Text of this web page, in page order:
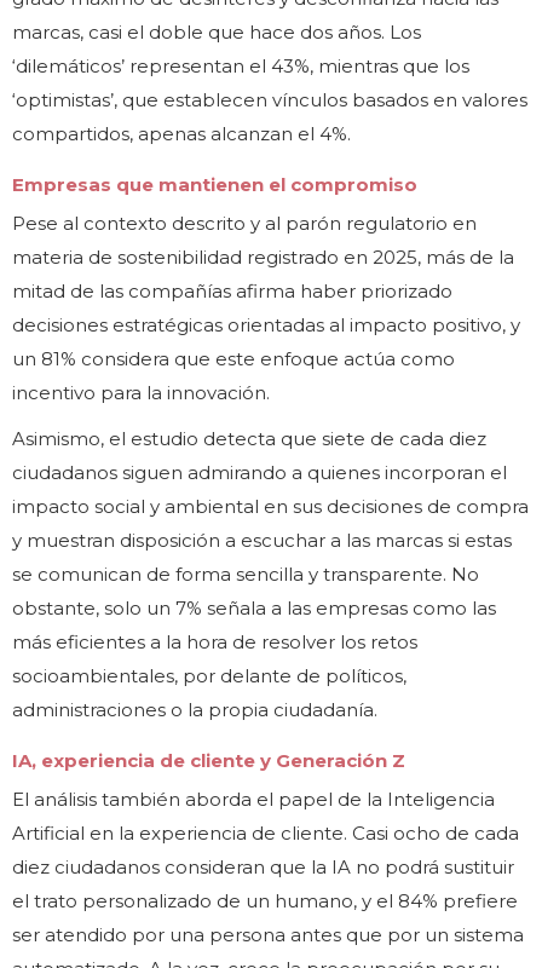
marcas, casi el doble que hace dos años. Los
‘dilemáticos’ representan el 43%, mientras que los
‘optimistas’, que establecen vínculos basados en valores
compartidos, apenas alcanzan el 4%.
Empresas que mantienen el compromiso
Pese al contexto descrito y al parón regulatorio en
materia de sostenibilidad registrado en 2025, más de la
mitad de las compañías afirma haber priorizado
decisiones estratégicas orientadas al impacto positivo, y
un 81% considera que este enfoque actúa como
incentivo para la innovación.
Asimismo, el estudio detecta que siete de cada diez
ciudadanos siguen admirando a quienes incorporan el
impacto social y ambiental en sus decisiones de compra
y muestran disposición a escuchar a las marcas si estas
se comunican de forma sencilla y transparente. No
obstante, solo un 7% señala a las empresas como las
más eficientes a la hora de resolver los retos
socioambientales, por delante de políticos,
administraciones o la propia ciudadanía.
IA, experiencia de cliente y Generación Z
El análisis también aborda el papel de la Inteligencia
Artificial en la experiencia de cliente. Casi ocho de cada
diez ciudadanos consideran que la IA no podrá sustituir
el trato personalizado de un humano, y el 84% prefiere
ser atendido por una persona antes que por un sistema